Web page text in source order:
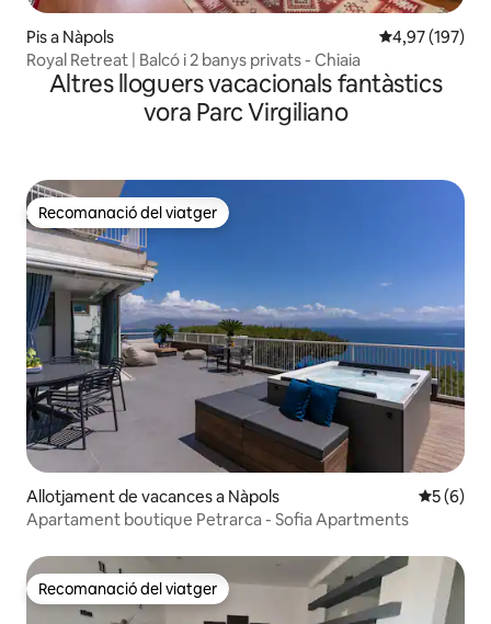
Pis a Nàpols 4,97 de
4,97 (197)
Royal Retreat | Balcó i 2 banys privats - Chiaia
Altres lloguers vacacionals fantàstics
vora Parc Virgiliano
Recomanació del viatger
Recomanació del viatger
Allotjament de vacances a Nàpols 5 de
5 (6)
Apartament boutique Petrarca - Sofia Apartments
Recomanació del viatger
Recomanació del viatger